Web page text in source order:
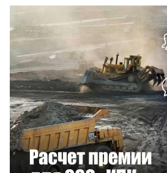
Смотреть проект